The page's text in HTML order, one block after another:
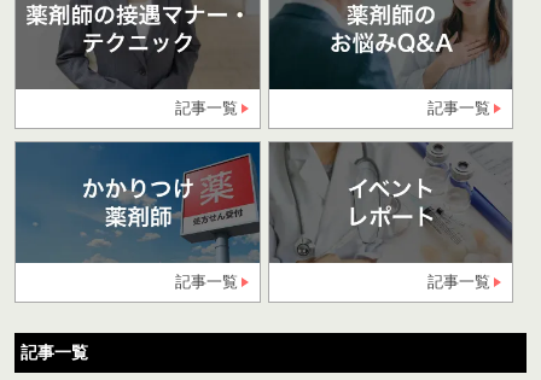
記事一覧 記事一覧
記事一覧 記事一覧
記事一覧